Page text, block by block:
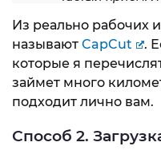
Из реально рабочих
называют CapCut
.
которые я
займет много
подходит лично вам.
Способ 2.